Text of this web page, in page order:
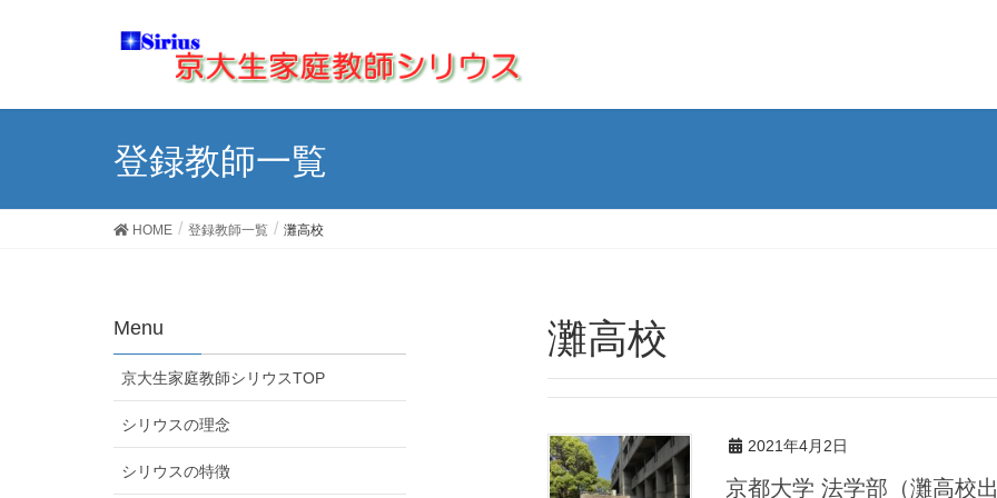
登録教師一覧
HOME 登録教師一覧 灘高校
灘高校
2021年4月2日
京都大学 法学部（灘高校出
Menu
京大生家庭教師シリウスTOP
シリウスの理念
シリウスの特徴